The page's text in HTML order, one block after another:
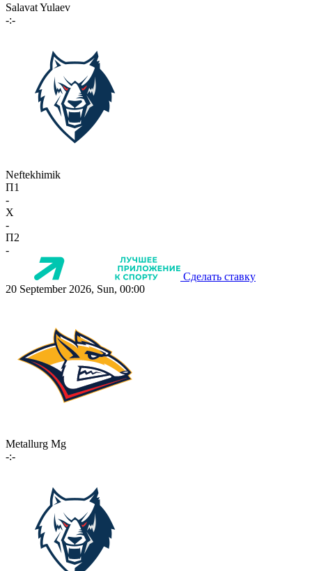
Salavat Yulaev
-:-
Neftekhimik
П1
-
X
-
П2
-
Сделать ставку
20 September 2026, Sun, 00:00
Metallurg Mg
-:-